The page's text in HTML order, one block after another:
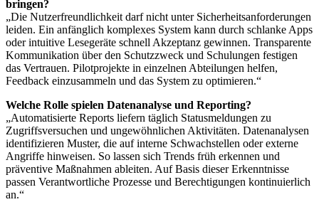
bringen?
„Die Nutzerfreundlichkeit darf nicht unter Sicherheitsanforderungen
leiden. Ein anfänglich komplexes System kann durch schlanke Apps
oder intuitive Lesegeräte schnell Akzeptanz gewinnen. Transparente
Kommunikation über den Schutz­zweck und Schulungen festigen
das Vertrauen. Pilotprojekte in einzelnen Abteilungen helfen,
Feedback einzusammeln und das System zu optimieren.“
Welche Rolle spielen Datenanalyse und Reporting?
„Automatisierte Reports liefern täglich Statusmeldungen zu
Zugriffsversuchen und ungewöhnlichen Aktivitäten. Daten­analysen
identifizieren Muster, die auf interne Schwachstellen oder externe
Angriffe hinweisen. So lassen sich Trends früh erkennen und
präventive Maßnahmen ableiten. Auf Basis dieser Erkenntnisse
passen Verantwortliche Prozesse und Berechtigungen kontinuierlich
an.“